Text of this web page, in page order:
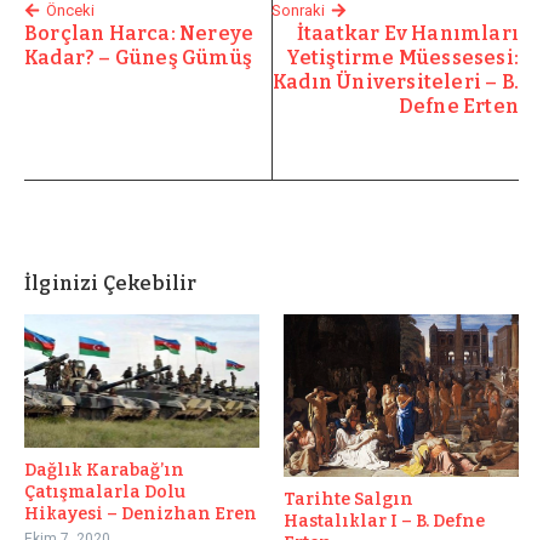
Önceki
Borçlan Harca: Nereye
Kadar? – Güneş Gümüş
Sonraki
İtaatkar Ev Hanımları
Yetiştirme Müessesesi:
Kadın Üniversiteleri – B.
Defne Erten
İlginizi Çekebilir
Dağlık Karabağ’ın
Çatışmalarla Dolu
Hikayesi – Denizhan Eren
Tarihte Salgın
Hastalıklar I – B. Defne